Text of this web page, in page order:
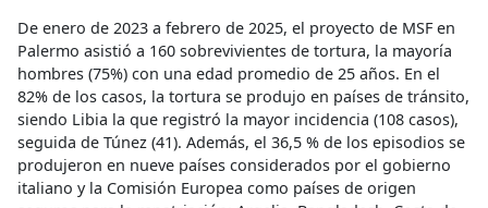
De enero de 2023 a febrero de 2025, el proyecto de MSF en
Palermo asistió a 160 sobrevivientes de tortura, la mayoría
hombres (75%) con una edad promedio de 25 años. En el
82% de los casos, la tortura se produjo en países de tránsito,
siendo Libia la que registró la mayor incidencia (108 casos),
seguida de Túnez (41). Además, el 36,5 % de los episodios se
produjeron en nueve países considerados por el gobierno
italiano y la Comisión Europea como países de origen